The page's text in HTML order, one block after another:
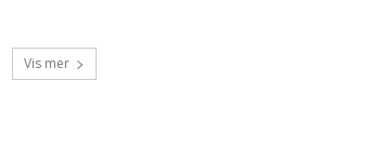
Vis mer